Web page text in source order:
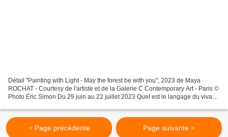
Détail "Painting with Light - May the forest be with you", 2023 de Maya
ROCHAT - Courtesy de l'artiste et de la Galerie C Contemporary Art - Paris ©
Photo Éric Simon Du 29 juin au 22 juillet 2023 Quel est le langage du vivant
< Page précédente Page suivante >